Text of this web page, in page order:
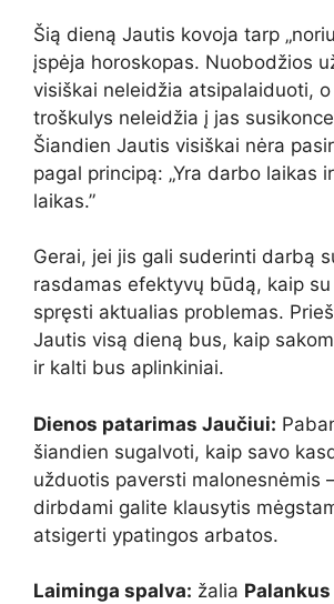
Šią dieną Jautis kovoja tarp
įspėja horoskopas. Nuobodžios
visiškai neleidžia atsipalaiduoti,
troškulys neleidžia į jas
Šiandien Jautis visiškai nėra
pagal principą: „Yra darbo laikas
laikas.”
Gerai, jei jis gali suderinti darbą
rasdamas efektyvų būdą, kaip
spręsti aktualias problemas.
Jautis visą dieną bus, kaip
ir kalti bus aplinkiniai.
Dienos patarimas Jaučiui:
šiandien sugalvoti, kaip savo
užduotis paversti malonesnėmis
dirbdami galite klausytis
atsigerti ypatingos arbatos.
Laiminga spalva: žalia